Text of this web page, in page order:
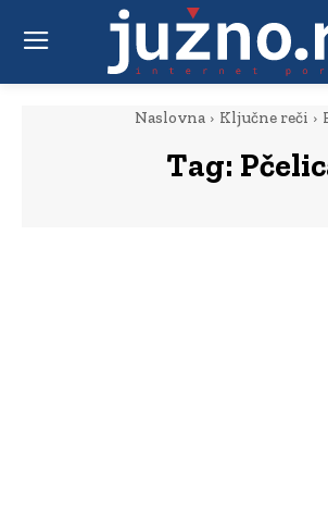
Naslovna Ključne reči
Tag: